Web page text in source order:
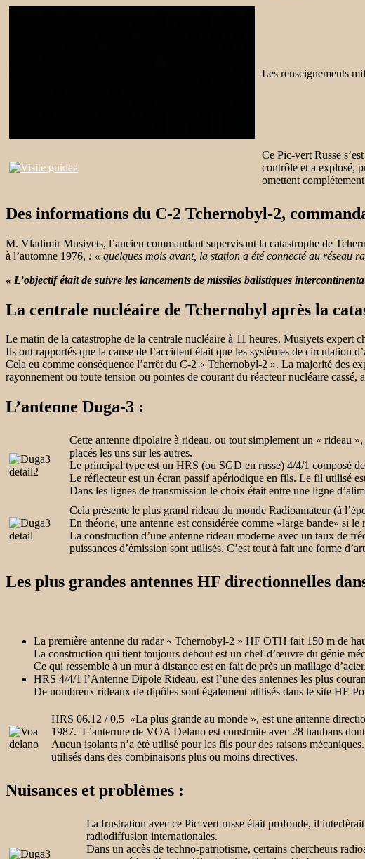
Les renseignements
Ce Pic-vert Russe
contrôle et a explosé,
omettent
Des informations du C-2 Tchernobyl-2,
M. Vladimir Musiyets, l’ancien commandant supervisant la catastrophe de
à l’automne 1976, : « quelques mois avant, la station a été connecté au réseau
« L’objectif était de suivre les lancements de missiles balistiques
La centrale nucléaire de Tchernobyl après la
Le matin de la catastrophe de la centrale nucléaire à 11 heures, Musiyets expert
Ils ont rapportés que la cause de l’accident était que les systèmes de circulation
Cela eu comme conséquence l’arrêt du C-2 « Tchernobyl-2 ». La majorité des
rayonnement ou toute tension ou pointes de courant du réacteur nucléaire cassé,
L’antenne Duga-3 :
Cette antenne dipolaire à rideau, ou tout simplement un « rideau
placés les uns sur les autres.
Le principal type est un HRS (ou SGD en russe) 4/4/1 composé
Le réflecteur est un écran passif apériodique en fils. Le fil utilisé
Dans les lignes de transmission le choix était entre une ligne
Cela présente le plus grand rideau du monde Radioamateur (à
En théorie, une antenne est considérée comme «large bande» si
La construction d’une antenne rideau moderne avec un taux de
puissances d’émission sont utilisés. C’est tout à fait une forme
Les plus grandes antennes HF directionnelles
La première antenne du radar « Tchernobyl-2 » HF OTH fait 150 m de
La construction qui tient toujours debout est un chef-d’œuvre du génie
Ce qui ressemble à un mur à distance est en fait de près un maillage
HRS 4/4/1 l’Antenne Dipole Rideau, est l’une des antennes les plus
De nombreux rideaux de dipôles sont également utilisés dans le site
HRS 06.12 / 0,5 «La plus grande au monde », est une antenne
1987. L’anternne de VOA Delano est construite avec 28 haubans
Aucun isolants n’a été utilisé pour les fils pour des raisons
utilisés dans des combinaisons plus ou moins directives.
Nuisances et problèmes :
La frustration avec ce Pic-vert russe était profonde, il interfèrait
radiodiffusion internationales.
Dans un accès de techno-patriotisme, certains chercheurs